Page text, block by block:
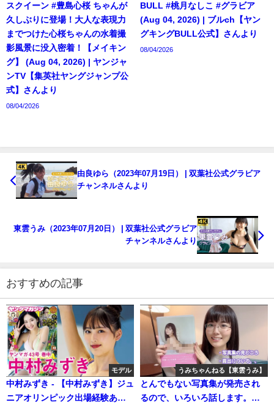
スクイーン #豊島心桜 ちゃんが
久しぶりに登場！大人な表現力
までつけた心桜ちゃんの水着撮
影風景に没入密着！【メイキン
グ】 (Aug 04, 2026) | ヤンジャ
ンTV【集英社ヤングジャンプ公
式】さんより
08/04/2026
BULL #桃月なしこ #グラビア
(Aug 04, 2026) | ブルch【ヤン
グキングBULL公式】さんより
08/04/2026
由良ゆら（2023年07月19日） | 双葉社公式グラビア
チャンネルさんより
東雲うみ（2023年07月20日） | 双葉社公式グラビア
チャンネルさんより
おすすめの記事
モデル
中村みずき - 【中村みずき】ジュ
ニアオリンピック出場経験あり
うみちゃんねる【東雲うみ】
とんでもない写真集が発売され
るので、いろいろ話します。。